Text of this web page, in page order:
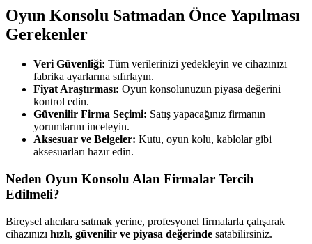
Oyun Konsolu Satmadan Önce Yapılması
Gerekenler
Veri Güvenliği: Tüm verilerinizi yedekleyin ve cihazınızı
fabrika ayarlarına sıfırlayın.
Fiyat Araştırması: Oyun konsolunuzun piyasa değerini
kontrol edin.
Güvenilir Firma Seçimi: Satış yapacağınız firmanın
yorumlarını inceleyin.
Aksesuar ve Belgeler: Kutu, oyun kolu, kablolar gibi
aksesuarları hazır edin.
Neden Oyun Konsolu Alan Firmalar Tercih
Edilmeli?
Bireysel alıcılara satmak yerine, profesyonel firmalarla çalışarak
cihazınızı hızlı, güvenilir ve piyasa değerinde satabilirsiniz.